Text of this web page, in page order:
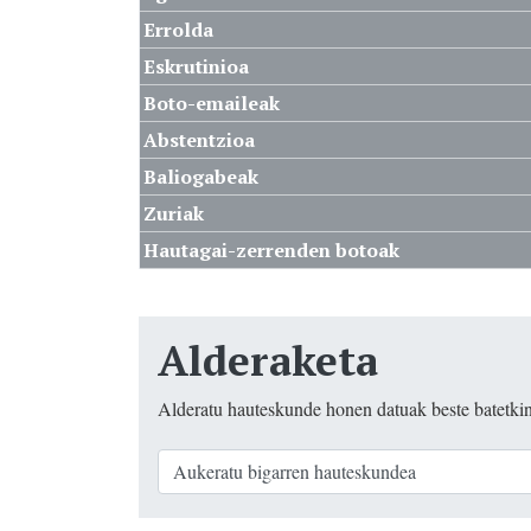
Errolda
Eskrutinioa
Boto-emaileak
Abstentzioa
Baliogabeak
Zuriak
Hautagai-zerrenden botoak
Alderaketa
Alderatu hauteskunde honen datuak beste